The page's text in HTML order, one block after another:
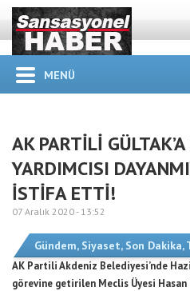
MENÜ
AK PARTİLİ
YARDIMCISI
İSTİFA ETTİ!
07 Aralık 2020 - 13:52
Gündem, Siyaset, Son Dakika,
AK Partili Akdeniz Belediyesi’nde
görevine getirilen Meclis Üyesi